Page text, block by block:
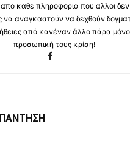
καθε πληροφορια που αλλοι
να αναγκαστούν να δεχθούν
από κανέναν άλλο πάρα
προσωπική τους κρίση!